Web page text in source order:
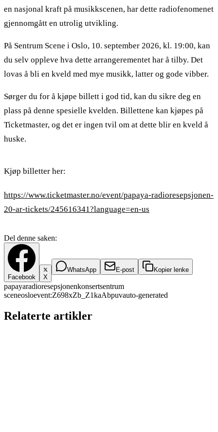
en nasjonal kraft på musikkscenen, har dette radiofenomenet
gjennomgått en utrolig utvikling.
På Sentrum Scene i Oslo, 10. september 2026, kl. 19:00, kan
du selv oppleve hva dette arrangerementet har å tilby. Det
lovas å bli en kveld med mye musikk, latter og gode vibber.
Sørger du for å kjøpe billett i god tid, kan du sikre deg en
plass på denne spesielle kvelden. Billettene kan kjøpes på
Ticketmaster, og det er ingen tvil om at dette blir en kveld å
huske.
Kjøp billetter her:
https://www.ticketmaster.no/event/papaya-radioresepsjonen-
20-ar-tickets/245616341?language=en-us
Del denne saken:
Facebook X
WhatsApp E-post Kopier lenke
papayaradioresepsjonenkonsertsentrum
sceneosloevent:Z698xZb_Z1kaAbpuvauto-generated
Relaterte artikler